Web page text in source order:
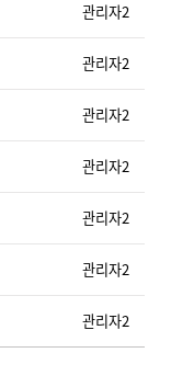
관리자2
관리자2
관리자2
관리자2
관리자2
관리자2
관리자2